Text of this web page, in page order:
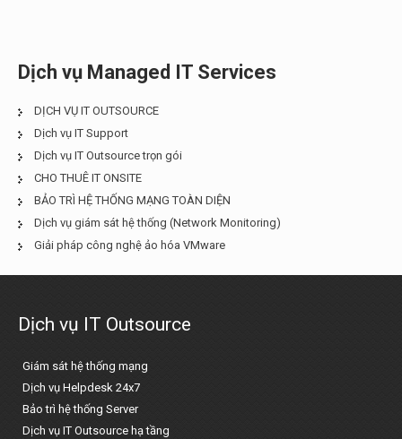
Dịch vụ Managed IT Services
DỊCH VỤ IT OUTSOURCE
Dịch vụ IT Support
Dịch vụ IT Outsource trọn gói
CHO THUÊ IT ONSITE
BẢO TRÌ HỆ THỐNG MẠNG TOÀN DIỆN
Dịch vụ giám sát hệ thống (Network Monitoring)
Giải pháp công nghệ ảo hóa VMware
Dịch vụ IT Outsource
Giám sát hệ thống mạng
Dịch vụ Helpdesk 24x7
Bảo trì hệ thống Server
Dịch vụ IT Outsource hạ tầng